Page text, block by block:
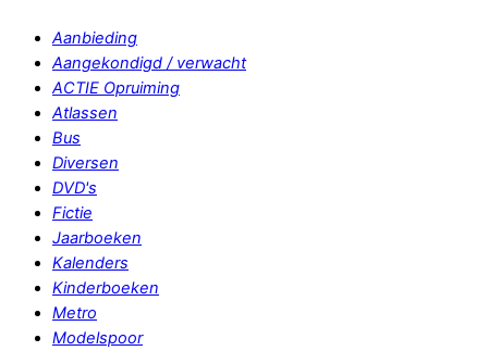
Aanbieding
Aangekondigd / verwacht
ACTIE Opruiming
Atlassen
Bus
Diversen
DVD's
Fictie
Jaarboeken
Kalenders
Kinderboeken
Metro
Modelspoor